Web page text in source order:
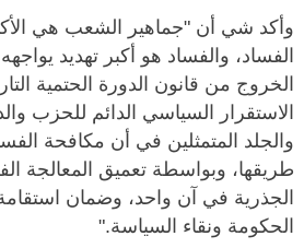
وأكد شي أن "جماهير الشعب هي
الفساد، والفساد هو أكبر تهديد
الخروج من قانون الدورة الحتمية
الاستقرار السياسي الدائم للحزب
والجلد المتمثلين في أن مكافحة
طريقها، وبواسطة تعميق المعالجة
الجذرية في آن واحد، وضمان
الحكومة ونقاء السياسة."